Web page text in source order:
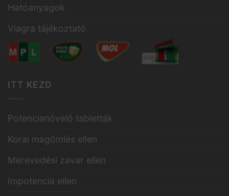
Hatóanyagok
Viagra tájékoztató
ITT KEZD
Potencianövelő tabletták
Korai magömlés ellen
Merevedési zavar ellen
Impotencia ellen